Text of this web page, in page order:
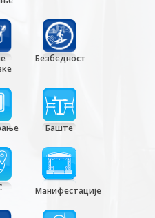
Безбедност
Баште
Манифестације